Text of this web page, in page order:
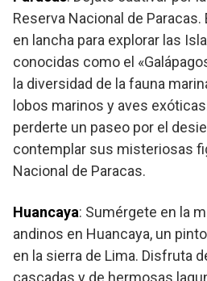
Reserva Nacional de
en lancha para explorar las
conocidas como el
la diversidad de la fauna
lobos marinos y aves
perderte un paseo por el
contemplar sus misteriosas
Nacional de Paracas.
Huancaya: Sumérgete en la
andinos en Huancaya, un
en la sierra de Lima. Disfruta
cascadas y de hermosas